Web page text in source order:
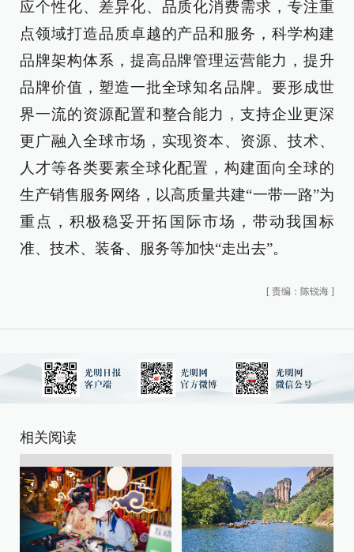
应个性化、差异化、品质化消费需求，专注重
点领域打造品质卓越的产品和服务，科学构建
品牌架构体系，提高品牌管理运营能力，提升
品牌价值，塑造一批全球知名品牌。要形成世
界一流的资源配置和整合能力，支持企业更深
更广融入全球市场，实现资本、资源、技术、
人才等各类要素全球化配置，构建面向全球的
生产销售服务网络，以高质量共建“一带一路”为
重点，积极稳妥开拓国际市场，带动我国标
准、技术、装备、服务等加快“走出去”。
[ 责编：陈锐海 ]
相关阅读